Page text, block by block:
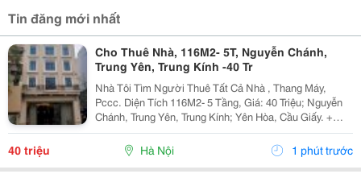
Tin đăng mới nhất
Cho Thuê Nhà, 116M2- 5T, Nguyễn Chánh,
Trung Yên, Trung Kính -40 Tr
Nhà Tôi Tìm Người Thuê Tất Cả Nhà , Thang Máy,
Pccc. Diện Tích 116M2- 5 Tầng, Giá: 40 Triệu; Nguyễn
Chánh, Trung Yên, Trung Kính; Yên Hòa, Cầu Giấy. +
Liên Hệ Trực Tiếp Chủ Nhà: 0945471581 + Vỉa Hè Lớn,
Mặt Tiền Rộng,Thoáng. + Vị Trí Gần Ngay Ngã...
40 triệu Hà Nội 1 phút trước